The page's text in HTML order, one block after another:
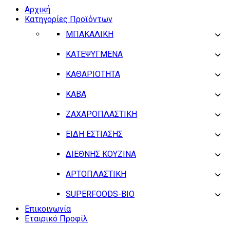
Αρχική
Κατηγορίες Προϊόντων
ΜΠΑΚΑΛΙΚΗ
ΚΑΤΕΨΥΓΜΕΝΑ
ΚΑΘΑΡΙΟΤΗΤΑ
ΚΑΒΑ
ΖΑΧΑΡΟΠΛΑΣΤΙΚΗ
ΕΙΔΗ ΕΣΤΙΑΣΗΣ
ΔΙΕΘΝΗΣ ΚΟΥΖΙΝΑ
ΑΡΤΟΠΛΑΣΤΙΚΗ
SUPERFOODS-BIO
Επικοινωνία
Εταιρικό Προφίλ